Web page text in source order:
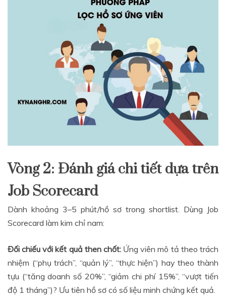
Vòng 2: Đánh giá chi tiết dựa trên
Job Scorecard
Dành khoảng 3–5 phút/hồ sơ trong shortlist. Dùng Job
Scorecard làm kim chỉ nam:
Đối chiếu với kết quả then chốt: Ứng viên mô tả theo trách
nhiệm (“phụ trách”, “quản lý”, “thực hiện”) hay theo thành
tựu (“tăng doanh số 20%”, “giảm chi phí 15%”, “vượt tiến
độ 1 tháng”)? Ưu tiên hồ sơ có số liệu minh chứng kết quả.